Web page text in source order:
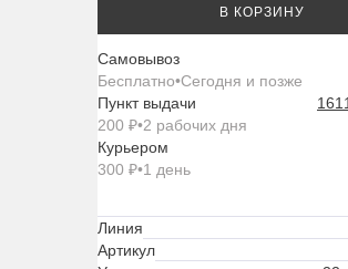
В КОРЗИНУ
Самовывоз
Бесплатно•Сегодня и позже
Пункт выдачи
200 ₽•2 рабочих дня
Курьером
300 ₽•1 день
Линия
Артикул